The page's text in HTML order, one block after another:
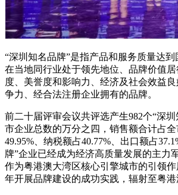
“深圳知名品牌”是指产品和服务质量达到
在当地同行业处于领先地位、品牌价值
度、美誉度和影响力、经济及社会效益
争力、经合法注册企业拥有的品牌。
前二十届评审会议共评选产生982个“深
市企业总数的万分之四，销售额合计占
49.95%、纳税额占40.77%、出口额占
牌”企业已经成为经济高质量发展的主力
作为粤港澳大湾区核心引擎城市的引领
年开展品牌建设的成功实践，辐射至粤港